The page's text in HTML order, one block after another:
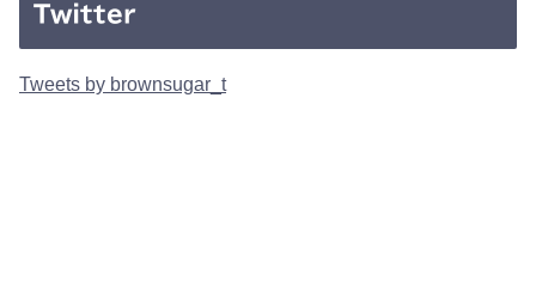
Twitter
Tweets by brownsugar_t